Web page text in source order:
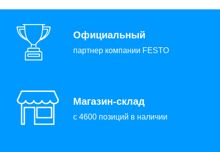
Официальный
партнер компании FESTO
Магазин-склад
с 4600 позиций в наличии